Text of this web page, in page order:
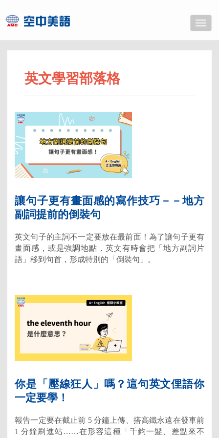
Toggle
英文學習部落格
讓句子更有畫面感的寫作技巧－－地方
副詞提前的倒裝句
英文句子的主詞不一定要放在最前面！為了讓句子更有
畫面感，或是強調地點，英文有時會把「地方副詞片
語」移到句首，形成特別的「倒裝句」。
你是「壓線狂人」嗎？這句英文俚語你
一定要學！
報告一定要在截止前 5 分鐘上傳、搭高鐵永遠在發車前
1 分鐘刷進站……在形容這種「千鈞一髮、差點來不